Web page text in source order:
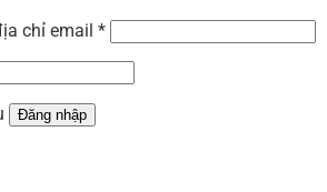
chỉ email *
Đăng nhập